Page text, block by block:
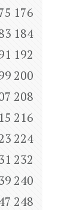
176
184
192
200
208
216
224
232
240
248